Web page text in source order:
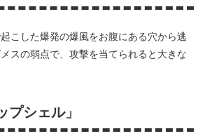
こした爆発の爆風をお腹にある穴から逃
スの弱点で、攻撃を当てられると大きな
シェル」